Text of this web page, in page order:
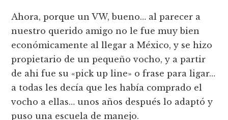
Ahora, porque un VW, bueno… al parecer a
nuestro querido amigo no le fue muy bien
económicamente al llegar a México, y se hizo
propietario de un pequeño vocho, y a partir
de ahi fue su «pick up line» o frase para ligar…
a todas les decí­a que les habí­a comprado el
vocho a ellas… unos años después lo adaptó y
puso una escuela de manejo.